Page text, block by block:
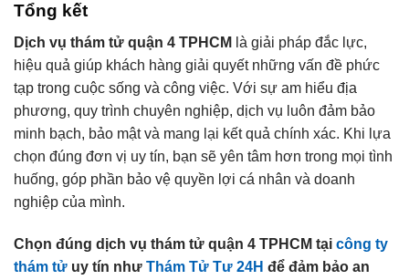
Tổng kết
Dịch vụ thám tử quận 4 TPHCM là giải pháp đắc lực,
hiệu quả giúp khách hàng giải quyết những vấn đề phức
tạp trong cuộc sống và công việc. Với sự am hiểu địa
phương, quy trình chuyên nghiệp, dịch vụ luôn đảm bảo
minh bạch, bảo mật và mang lại kết quả chính xác. Khi lựa
chọn đúng đơn vị uy tín, bạn sẽ yên tâm hơn trong mọi tình
huống, góp phần bảo vệ quyền lợi cá nhân và doanh
nghiệp của mình.
Chọn đúng dịch vụ thám tử quận 4 TPHCM tại công ty
thám tử uy tín như Thám Tử Tư 24H để đảm bảo an